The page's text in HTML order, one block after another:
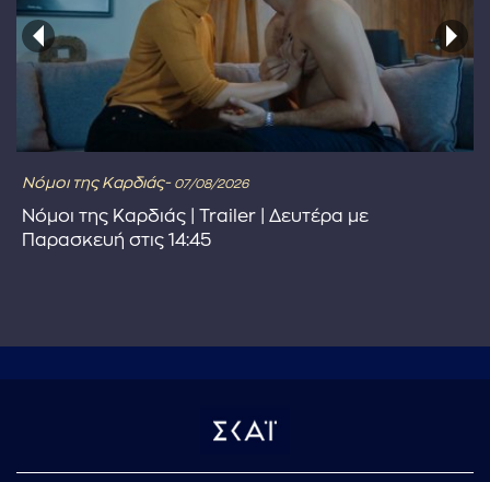
Νόμοι της Καρδιάς- 07/08/2026
Νόμοι της Καρδιάς | Trailer | Δευτέρα με
Παρασκευή στις 14:45